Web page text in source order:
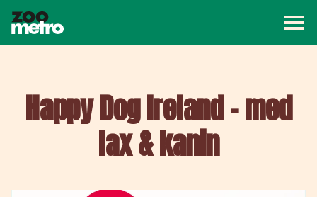
Kampanj
Happy Dog Ireland – med
lax & kanin